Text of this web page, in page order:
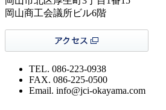
岡山商工会議所ビル6階
TEL. 086-223-0938
FAX. 086-225-0500
Email. info@jci-okayama.com